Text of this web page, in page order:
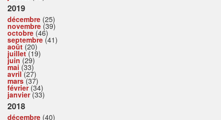
2019
décembre (25)
novembre (39)
octobre (46)
septembre (41)
août (20)
juillet(19)
juin (29)
mai (33)
avril(27)
mars(37)
février(34)
janvier(33)
2018
décembre (40)